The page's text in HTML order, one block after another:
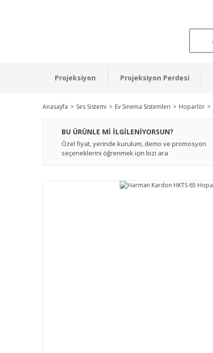
Projeksiyon Projeksiyon Perdesi
Anasayfa Ses Sistemi Ev Sinema Sistemleri Hoparlör
BU ÜRÜNLE Mİ İLGİLENİYORSUN?
Özel fiyat, yerinde kurulum, demo ve promosyon
seçeneklerini öğrenmek için bizi ara